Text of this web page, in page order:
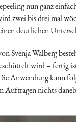
nun ganz
zwei bis drei mal
deutlichen
Svenja Walberg
wird – fertig
Anwendung kann
Auftragen nichts